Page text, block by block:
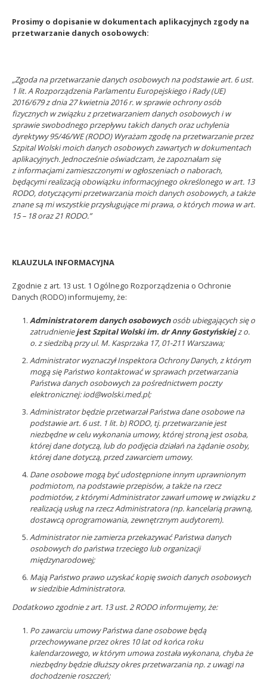
Prosimy o dopisanie w dokumentach aplikacyjnych zgody na
przetwarzanie danych osobowych:
„Zgoda na przetwarzanie danych osobowych na podstawie art. 6 ust.
1 lit. A Rozporządzenia Parlamentu Europejskiego i Rady (UE)
2016/679 z dnia 27 kwietnia 2016 r. w sprawie ochrony osób
fizycznych w związku z przetwarzaniem danych osobowych i w
sprawie swobodnego przepływu takich danych oraz uchylenia
dyrektywy 95/46/WE (RODO) Wyrażam zgodę na przetwarzanie przez
Szpital Wolski moich danych osobowych zawartych w dokumentach
aplikacyjnych. Jednocześnie oświadczam, że zapoznałam się
z informacjami zamieszczonymi w ogłoszeniach o naborach,
będącymi realizacją obowiązku informacyjnego określonego w art. 13
RODO, dotyczącymi przetwarzania moich danych osobowych, a także
znane są mi wszystkie przysługujące mi prawa, o których mowa w art.
15 – 18 oraz 21 RODO.”
KLAUZULA INFORMACYJNA
Zgodnie z art. 13 ust. 1 Ogólnego Rozporządzenia o Ochronie
Danych (RODO) informujemy, że:
Administratorem danych osobowychosób ubiegających się o
zatrudnieniejest Szpital Wolski im. dr Anny Gostyńskiejz o.
o. z siedzibą przy ul. M. Kasprzaka 17, 01-211 Warszawa;
Administrator wyznaczył Inspektora Ochrony Danych, z którym
mogą się Państwo kontaktować w sprawach przetwarzania
Państwa danych osobowych za pośrednictwem poczty
elektronicznej: iod@wolski.med.pl;
Administrator będzie przetwarzał Państwa dane osobowe na
podstawie art. 6 ust. 1 lit. b) RODO, tj. przetwarzanie jest
niezbędne w celu wykonania umowy, której stroną jest osoba,
której dane dotyczą, lub do podjęcia działań na żądanie osoby,
której dane dotyczą, przed zawarciem umowy.
Dane osobowe mogą być udostępnione innym uprawnionym
podmiotom, na podstawie przepisów, a także na rzecz
podmiotów, z którymi Administrator zawarł umowę w związku z
realizacją usług na rzecz Administratora (np. kancelarią prawną,
dostawcą oprogramowania, zewnętrznym audytorem).
Administrator nie zamierza przekazywać Państwa danych
osobowych do państwa trzeciego lub organizacji
międzynarodowej;
Mają Państwo prawo uzyskać kopię swoich danych osobowych
w siedzibie Administratora.
Dodatkowo zgodnie z art. 13 ust. 2 RODO informujemy, że:
Po zawarciu umowy Państwa dane osobowe będą
przechowywane przez okres 10 lat od końca roku
kalendarzowego, w którym umowa została wykonana, chyba że
niezbędny będzie dłuższy okres przetwarzania np. z uwagi na
dochodzenie roszczeń;